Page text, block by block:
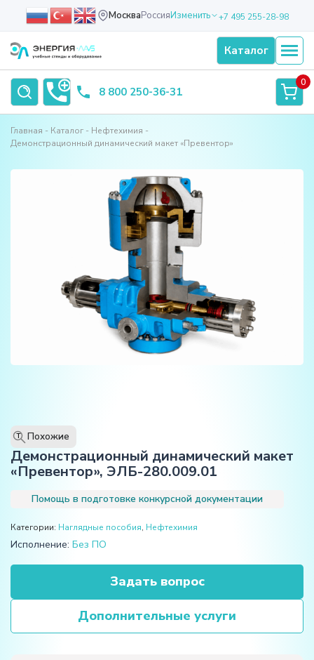
МоскваРоссияИзменить +7 495 255-28-98
Каталог
8 800 250-36-31
0
Главная Каталог
Нефтехимия
Демонстрационный динамический макет «Превентор»
T Похожие
Демонстрационный динамический макет
«Превентор», ЭЛБ-280.009.01
Помощь в подготовке конкурсной документации
Категории: Наглядные пособия, Нефтехимия
Исполнение: Без ПО
Задать вопрос
Дополнительные услуги